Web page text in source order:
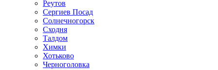
Реутов
Сергиев Посад
Солнечногорск
Сходня
Талдом
Химки
Хотьково
Черноголовка